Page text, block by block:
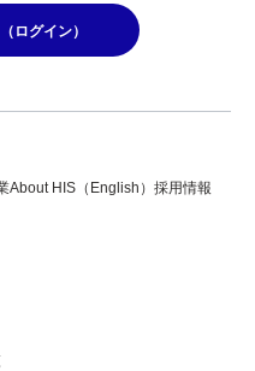
（ログイン）
About HIS（English） 採用情報